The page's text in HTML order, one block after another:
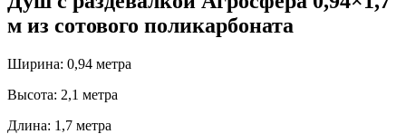
м из сотового поликарбоната
Ширина: 0,94 метра
Высота: 2,1 метра
Длина: 1,7 метра